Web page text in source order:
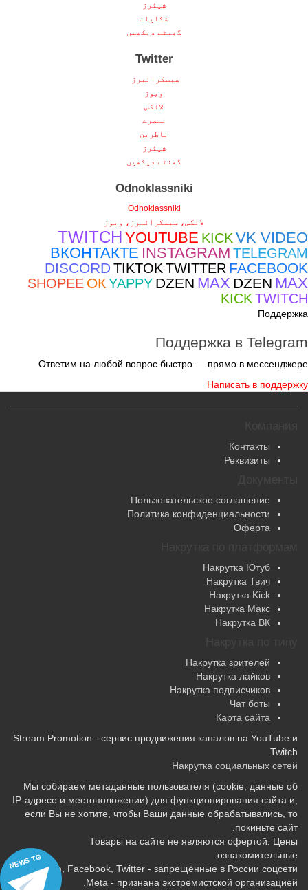
NEWS TG
شیئرز
شکایات
گھنٹے دیکھیں
Twitter
سبسکرائبرز
ویوز
لائکس
تبصرے
ناظرین
شیئرز
گھنٹے دیکھیں
Odnoklassniki
Odnoklassniki
لائکس، سبسکرائبرز، ویوز
TWITCH YOUTUBE KICK VK VIDEO
ВКОНТАКТЕ INSTAGRAM TELEGRAM
DISCORD TIKTOK TWITTER FACEBOOK
SHOPEE ОКYAPPY DZEN MAX DZEN MAX
KICK TWITCH
Поддержка
Поддержка в Telegram
Ответим на любой вопрос быстро — прямо в мессенджере
Написать в поддержку
Контакты
Реквизиты
Пользовательское соглашение
Политика конфиденциальности
Оферта
Накрутка Ютуб
Накрутка Твич
Накрутка Kick
Накрутка Макс
Накрутка ВК
Накрутка зрителей
Накрутка лайков
Накрутка подписчиков
Чат боты
Карта сайта
Stream Promotion - сервис продвижения каналов на YouTube и
Twitch
Накрутка социальных сетей
Мы собираем метаданные пользователя (cookie, данные об
IP-адресе и местоположении) для функционирования сайта и,
если Вы не хотите, чтобы Ваши данные обрабатывались, то
покиньте сайт.
Товары на сайте не являются офертой. Цены
ознакомительные.
Instagram, Facebook, Twitter - запрещённые в России соцсети.
Meta - признана экстремистской организацией.